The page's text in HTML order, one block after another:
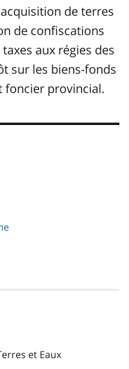
de terres
de confiscations
aux régies des
sur les biens-fonds
provincial.
et Eaux